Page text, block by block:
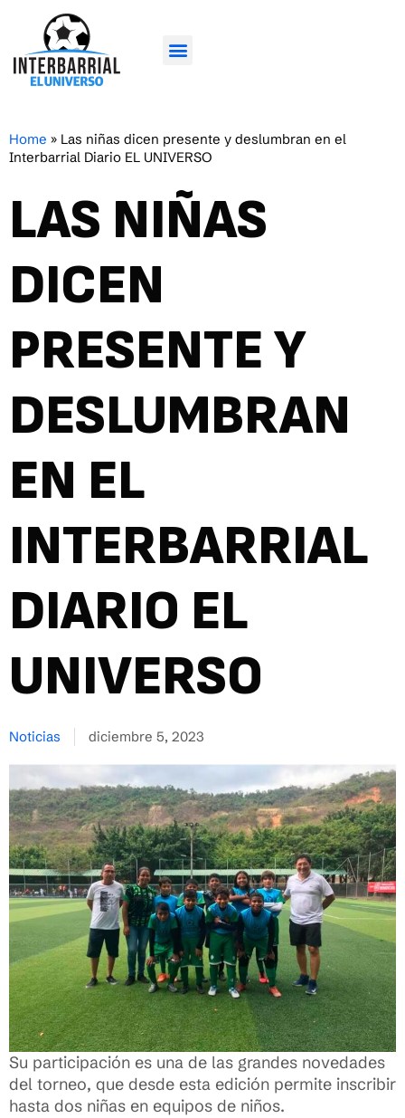
Home » Las niñas dicen presente y deslumbran en el
Interbarrial Diario EL UNIVERSO
LAS NIÑAS
DICEN
PRESENTE Y
DESLUMBRAN
EN EL
INTERBARRIAL
DIARIO EL
UNIVERSO
Noticias diciembre 5, 2023
Su participación es una de las grandes novedades
del torneo, que desde esta edición permite inscribir
hasta dos niñas en equipos de niños.